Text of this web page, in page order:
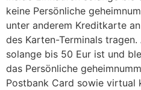
keine Persönliche
unter anderem Kreditkarte
des Karten-Terminals
solange bis 50 Eur ist und
das Persönliche
Postbank Card sowie virtual